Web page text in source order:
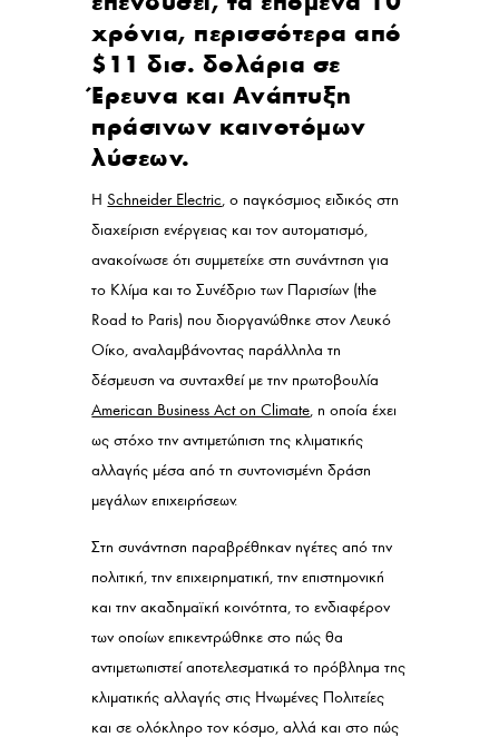
χρόνια, περισσότερα από
$11 δισ. δολάρια σε
Έρευνα και Ανάπτυξη
πράσινων καινοτόμων
λύσεων.
Η Schneider Electric, ο παγκόσμιος ειδικός στη
διαχείριση ενέργειας και τον αυτοματισμό,
ανακοίνωσε ότι συμμετείχε στη συνάντηση για
το Κλίμα και το Συνέδριο των Παρισίων (the
Road to Paris) που διοργανώθηκε στον Λευκό
Οίκο, αναλαμβάνοντας παράλληλα τη
δέσμευση να συνταχθεί με την πρωτοβουλία
American Business Act on Climate, η οποία έχει
ως στόχο την αντιμετώπιση της κλιματικής
αλλαγής μέσα από τη συντονισμένη δράση
μεγάλων επιχειρήσεων.
Στη συνάντηση παραβρέθηκαν ηγέτες από την
πολιτική, την επιχειρηματική, την επιστημονική
και την ακαδημαϊκή κοινότητα, το ενδιαφέρον
των οποίων επικεντρώθηκε στο πώς θα
αντιμετωπιστεί αποτελεσματικά το πρόβλημα της
κλιματικής αλλαγής στις Ηνωμένες Πολιτείες
και σε ολόκληρο τον κόσμο, αλλά και στο πώς